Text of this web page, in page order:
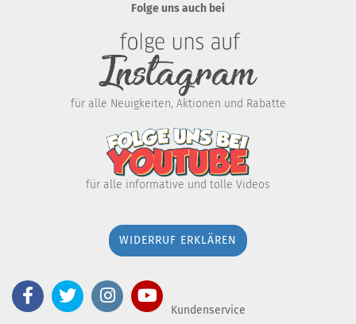
Folge uns auch bei
für alle Neuigkeiten, Aktionen und Rabatte
für alle informative und tolle Videos
WIDERRUF ERKLÄREN
Kundenservice